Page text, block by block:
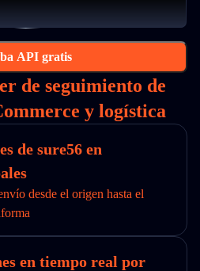
API gratis
de seguimiento de
y logística
de sure56 en
desde el origen hasta el
en tiempo real por